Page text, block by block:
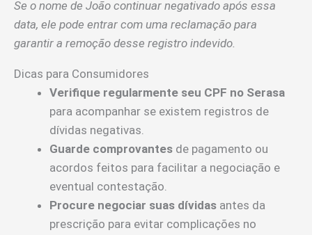
Se o nome de João continuar negativado após essa
data, ele pode entrar com uma reclamação para
garantir a remoção desse registro indevido.
Dicas para Consumidores
Verifique regularmente seu CPF no Serasa
para acompanhar se existem registros de
dívidas negativas.
Guarde comprovantes de pagamento ou
acordos feitos para facilitar a negociação e
eventual contestação.
Procure negociar suas dívidas antes da
prescrição para evitar complicações no